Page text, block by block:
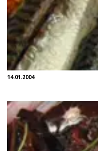
14.01.2004